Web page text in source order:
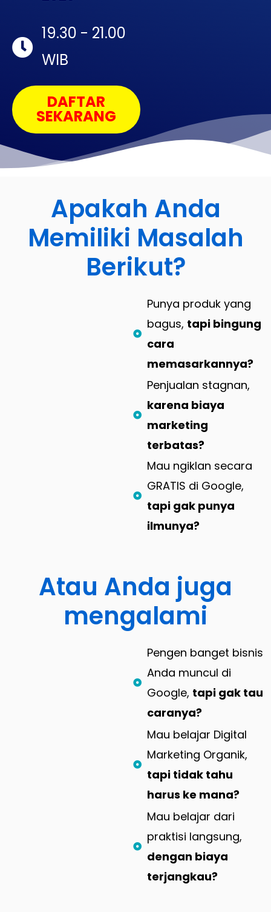
19.30 - 21.00
WIB
DAFTAR
SEKARANG
Apakah Anda
Memiliki Masalah
Berikut?
Punya produk yang
bagus, tapi bingung
cara
memasarkannya?
Penjualan stagnan,
karena biaya
marketing
terbatas?
Mau ngiklan secara
GRATIS di Google,
tapi gak punya
ilmunya?
Atau Anda juga
mengalami
Pengen banget bisnis
Anda muncul di
Google, tapi gak tau
caranya?
Mau belajar Digital
Marketing Organik,
tapi tidak tahu
harus ke mana?
Mau belajar dari
praktisi langsung,
dengan biaya
terjangkau?